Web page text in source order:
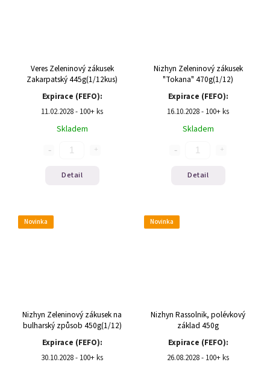
Veres Zeleninový zákusek
Zakarpatský 445g(1/12kus)
Expirace (FEFO):
11.02.2028 - 100+ ks
Skladem
Detail
Nizhyn Zeleninový zákusek
"Tokana" 470g(1/12)
Expirace (FEFO):
16.10.2028 - 100+ ks
Skladem
Detail
Novinka
Nizhyn Zeleninový zákusek na
bulharský způsob 450g(1/12)
Expirace (FEFO):
30.10.2028 - 100+ ks
Novinka
Nizhyn Rassolnik, polévkový
základ 450g
Expirace (FEFO):
26.08.2028 - 100+ ks